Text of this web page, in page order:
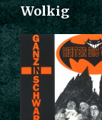
Wolkig